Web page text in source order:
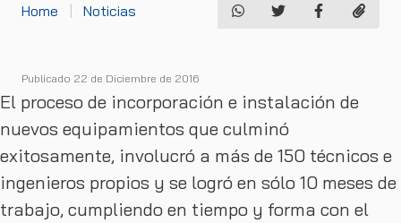
Home Noticias
Publicado 22 de Diciembre de 2016
El proceso de incorporación e instalación de
nuevos equipamientos que culminó
exitosamente, involucró a más de 150 técnicos e
ingenieros propios y se logró en sólo 10 meses de
trabajo, cumpliendo en tiempo y forma con el